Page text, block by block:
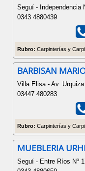
Seguí - Independencia
0343 4880439
Rubro: Carpinterías y
BARBISAN
Villa Elisa - Av.
03447 480283
Rubro: Carpinterías y
MUEBLERIA
Seguí - Entre Ríos Nº